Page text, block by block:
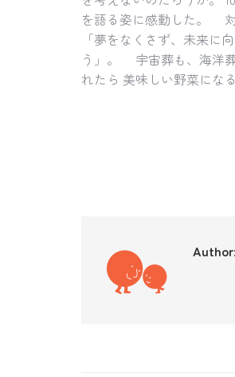
を語る姿に感動した。 対
「夢をなくさず、未来に
う」。 宇宙葬も、海洋葬
れたら 美味しい野菜にな
Author: